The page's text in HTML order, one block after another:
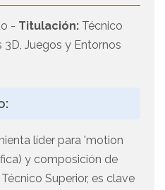
- Titulación: Técnico
Juegos y Entornos
líder para 'motion
y composición de
Superior, es clave